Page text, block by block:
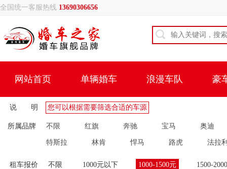
全国统一客服热线 13690306656
网站首页 单辆婚车 浪漫车队 豪
说 明 您可以根据需要筛选合适的车源
所属品牌 不限 红旗 奔驰 宝马 奥迪
特斯拉 林肯 悍马 路虎 法拉
租车报价 不限 1000元以下 1000-1500元 1500-